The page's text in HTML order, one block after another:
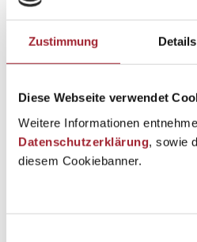
Zustimmung Details
Diese Webseite verwendet
Weitere Informationen
Datenschutzerklärung, sowie
diesem Cookiebanner.